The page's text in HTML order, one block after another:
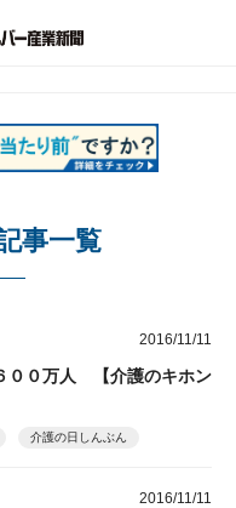
事一覧
2016/11/11
００万人 【介護のキホン
介護の日しんぶん
2016/11/11